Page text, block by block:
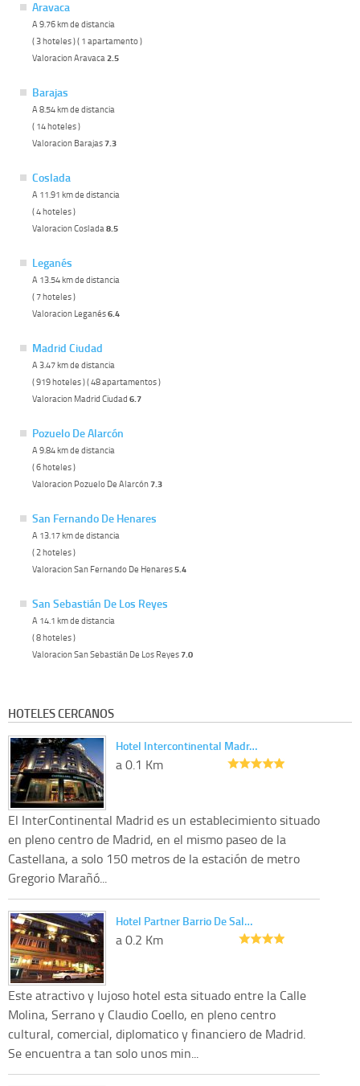
Aravaca
A 9.76 km de distancia
( 3 hoteles ) ( 1 apartamento )
Valoracion Aravaca 2.5
Barajas
A 8.54 km de distancia
( 14 hoteles )
Valoracion Barajas7.3
Coslada
A 11.91 km de distancia
( 4 hoteles )
Valoracion Coslada 8.5
Leganés
A 13.54 km de distancia
( 7 hoteles )
Valoracion Leganés6.4
Madrid Ciudad
A 3.47 km de distancia
( 919 hoteles ) ( 48 apartamentos )
Valoracion Madrid Ciudad 6.7
Pozuelo De Alarcón
A 9.84 km de distancia
( 6 hoteles )
Valoracion Pozuelo De Alarcón7.3
San Fernando De Henares
A 13.17 km de distancia
( 2 hoteles )
Valoracion San Fernando De Henares5.4
San Sebastián De Los Reyes
A 14.1 km de distancia
( 8 hoteles )
Valoracion San Sebastián De Los Reyes7.0
HOTELES CERCANOS
Hotel Intercontinental Madr…
a 0.1 Km
El InterContinental Madrid es un establecimiento situado
en pleno centro de Madrid, en el mismo paseo de la
Castellana, a solo 150 metros de la estación de metro
Gregorio Marañó...
Hotel Partner Barrio De Sal…
a 0.2 Km
Este atractivo y lujoso hotel esta situado entre la Calle
Molina, Serrano y Claudio Coello, en pleno centro
cultural, comercial, diplomatico y financiero de Madrid.
Se encuentra a tan solo unos min...